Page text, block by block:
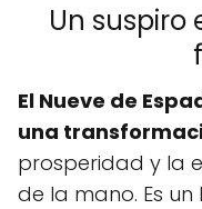
Un suspiro
El Nueve de
una
prosperidad y la
de la mano. Es